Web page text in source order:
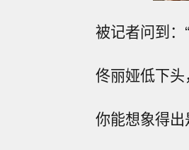
被记者问到
佟丽娅低下
你能想象得